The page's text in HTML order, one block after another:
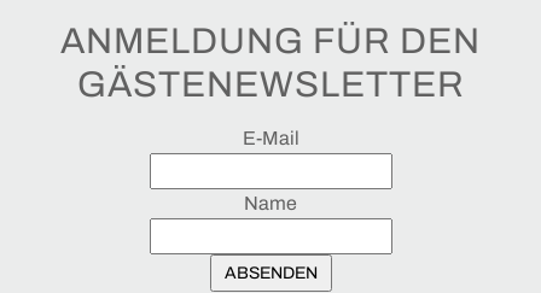
ANMELDUNG FÜR DEN
GÄSTENEWSLETTER
E-Mail
Name
ABSENDEN